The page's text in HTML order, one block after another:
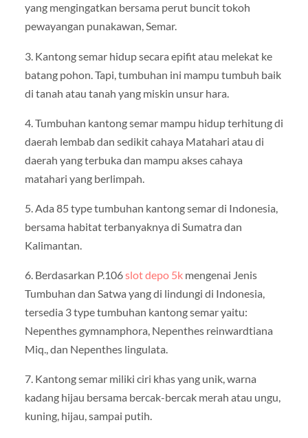
yang mengingatkan bersama perut buncit tokoh
pewayangan punakawan, Semar.
3. Kantong semar hidup secara epifit atau melekat ke
batang pohon. Tapi, tumbuhan ini mampu tumbuh baik
di tanah atau tanah yang miskin unsur hara.
4. Tumbuhan kantong semar mampu hidup terhitung di
daerah lembab dan sedikit cahaya Matahari atau di
daerah yang terbuka dan mampu akses cahaya
matahari yang berlimpah.
5. Ada 85 type tumbuhan kantong semar di Indonesia,
bersama habitat terbanyaknya di Sumatra dan
Kalimantan.
6. Berdasarkan P.106slot depo 5kmengenai Jenis
Tumbuhan dan Satwa yang di lindungi di Indonesia,
tersedia 3 type tumbuhan kantong semar yaitu:
Nepenthes gymnamphora, Nepenthes reinwardtiana
Miq., dan Nepenthes lingulata.
7. Kantong semar miliki ciri khas yang unik, warna
kadang hijau bersama bercak-bercak merah atau ungu,
kuning, hijau, sampai putih.